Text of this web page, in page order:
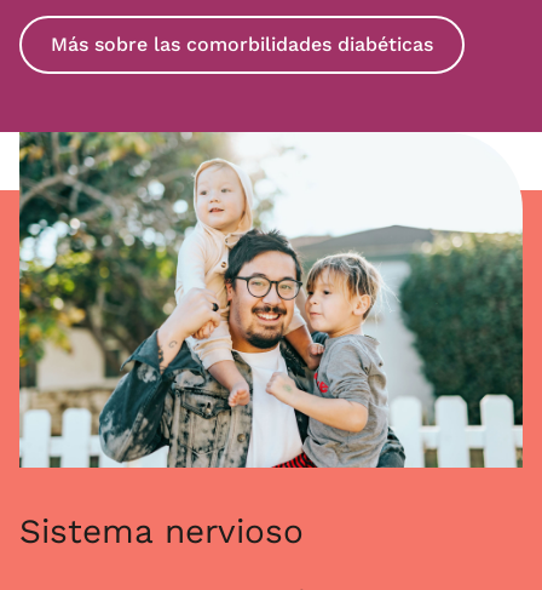
Más sobre las comorbilidades diabéticas
Sistema nervioso